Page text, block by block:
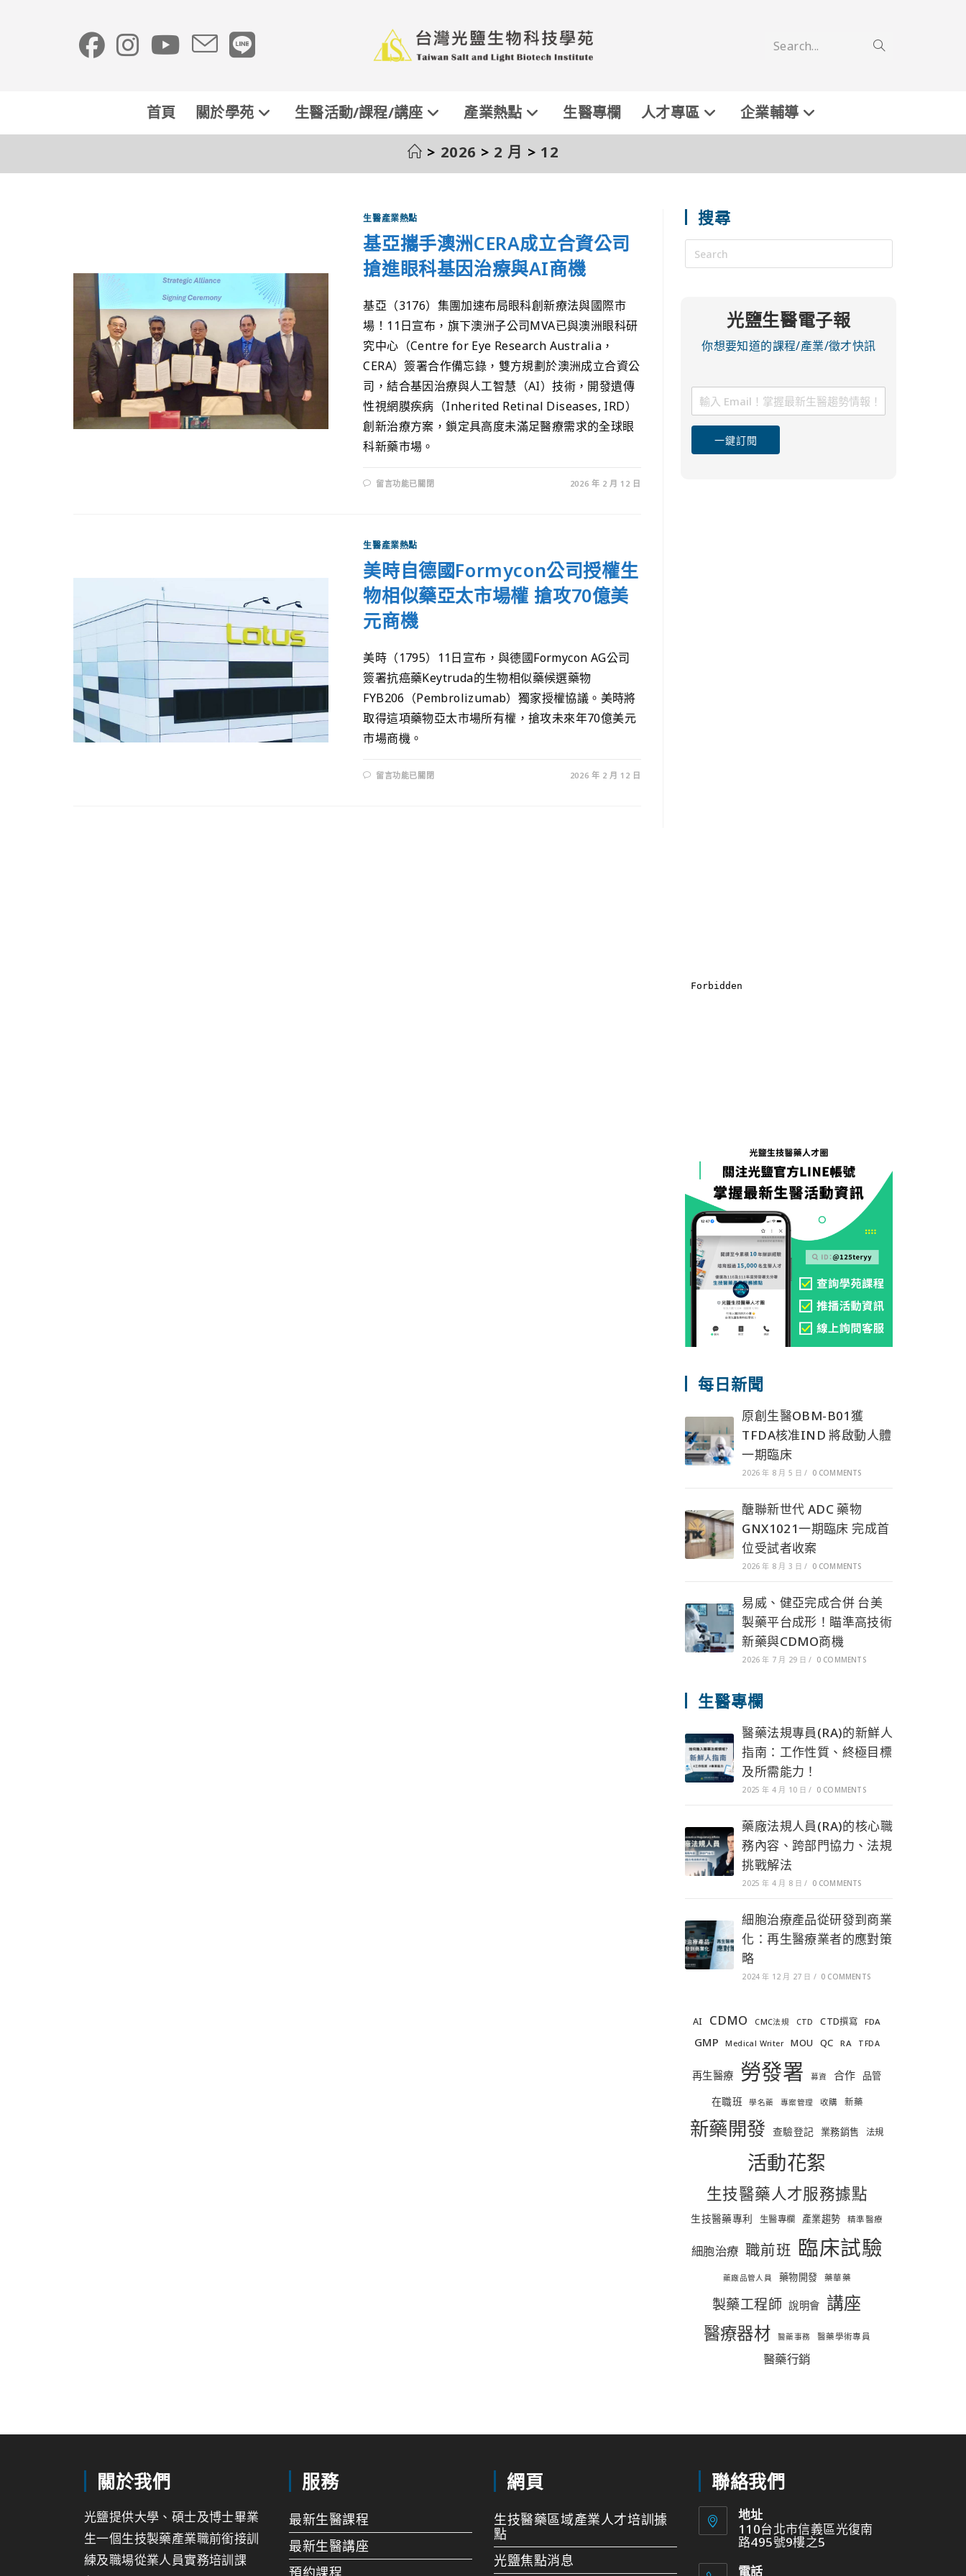
Search...
首頁 關於學苑 生醫活動/課程/講座 產業熱點 生醫專欄 人才專區 企業輔導
> 2026 > 2 月 > 12
生醫產業熱點
基亞攜手澳洲CERA成立合資公司
搶進眼科基因治療與AI商機
基亞（3176）集團加速布局眼科創新療法與國際市
場！11日宣布，旗下澳洲子公司MVA已與澳洲眼科研
究中心（Centre for Eye Research Australia，
CERA）簽署合作備忘錄，雙方規劃於澳洲成立合資公
司，結合基因治療與人工智慧（AI）技術，開發遺傳
性視網膜疾病（Inherited Retinal Diseases, IRD）
創新治療方案，鎖定具高度未滿足醫療需求的全球眼
科新藥市場。
留言功能已關閉 2026 年 2 月 12 日
生醫產業熱點
美時自德國Formycon公司授權生
物相似藥亞太市場權 搶攻70億美
元商機
美時（1795）11日宣布，與德國Formycon AG公司
簽署抗癌藥Keytruda的生物相似藥候選藥物
FYB206（Pembrolizumab）獨家授權協議。美時將
取得這項藥物亞太市場所有權，搶攻未來年70億美元
市場商機。
留言功能已關閉 2026 年 2 月 12 日
搜尋
光鹽生醫電子報
你想要知道的課程/產業/徵才快訊
一鍵訂閱
每日新聞
原創生醫OBM-B01獲
TFDA核准IND 將啟動人體
一期臨床
2026 年 8 月 5 日 / 0 COMMENTS
醣聯新世代 ADC 藥物
GNX1021一期臨床 完成首
位受試者收案
2026 年 8 月 3 日 / 0 COMMENTS
易威、健亞完成合併 台美
製藥平台成形！瞄準高技術
新藥與CDMO商機
2026 年 7 月 29 日 / 0 COMMENTS
生醫專欄
醫藥法規專員(RA)的新鮮人
指南：工作性質、終極目標
及所需能力！
2025 年 4 月 10 日 / 0 COMMENTS
藥廠法規人員(RA)的核心職
務內容、跨部門協力、法規
挑戰解法
2025 年 4 月 8 日 / 0 COMMENTS
細胞治療產品從研發到商業
化：再生醫療業者的應對策
略
2024 年 12 月 27 日 / 0 COMMENTS
AI CDMO CMC法規 CTD CTD撰寫 FDA
GMP Medical Writer MOU QC RA TFDA
再生醫療 勞發署 募資 合作 品管
在職班 學名藥 專案管理 收購 新藥
新藥開發 查驗登記 業務銷售 法規
活動花絮
生技醫藥人才服務據點
生技醫藥專利 生醫專欄 產業趨勢 精準醫療
細胞治療 職前班 臨床試驗
藥廠品管人員 藥物開發 藥華藥
製藥工程師 說明會 講座
醫療器材 醫藥事務 醫藥學術專員
醫藥行銷
關於我們
光鹽提供大學、碩士及博士畢業
生一個生技製藥產業職前銜接訓
練及職場從業人員實務培訓課
服務
最新生醫課程
最新生醫講座
預約課程
網頁
生技醫藥區域產業人才培訓據
點
光鹽焦點消息
聯絡我們
地址
110台北市信義區光復南
路495號9樓之5
電話